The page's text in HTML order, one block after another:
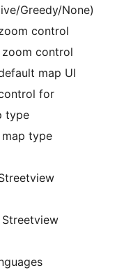
Greedy/None)
control
control
map UI
for
type
type